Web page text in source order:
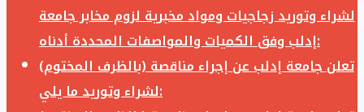
لشراء وتوريد زجاجيات ومواد مخبرية لزوم مخابر جامعة
إدلب وفق الكميات والمواصفات المحددة أدناه:
تعلن جامعة إدلب عن إجراء مناقصة (بالظرف المختوم)
لشراء وتوريد ما يلي: